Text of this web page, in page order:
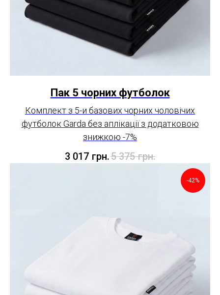
Пак 5 чорних футболок
Комплект з 5-и базових чорних чоловічих
футболок Garda без аплікації з додатковою
знижкою -7%
3 017 грн.5 375 грн.
-42%